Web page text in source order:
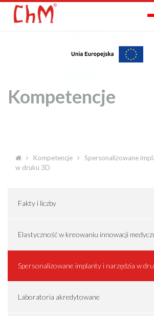
Kompetencje
Kompetencje
Spersonalizowane
w druku 3D
Fakty i liczby
Elastyczność w kreowaniu innowacji
Spersonalizowane implanty i narzędzia w
Laboratoria akredytowane